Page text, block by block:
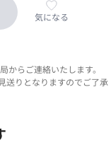
気になる
からご連絡いたします。
送りとなりますのでご了承